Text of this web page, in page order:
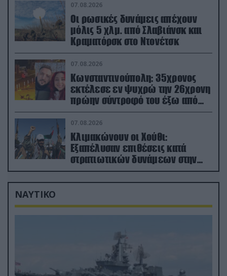
07.08.2026
Οι ρωσικές δυνάμεις απέχουν
μόλις 5 χλμ. από Σλαβιάνσκ και
Κραματόρσκ στο Ντονέτσκ
07.08.2026
Κωνσταντινούπολη: 35χρονος
εκτέλεσε εν ψυχρώ την 26χρονη
πρώην σύντροφό του έξω από
φαρμακείο (βίντεο)
07.08.2026
Κλιμακώνουν οι Χούθι:
Eξαπέλυσαν επιθέσεις κατά
στρατιωτικών δυνάμεων στην
Υεμένη – Πλήγματα & στη
Σαουδική Αραβία!
ΝΑΥΤΙΚΟ